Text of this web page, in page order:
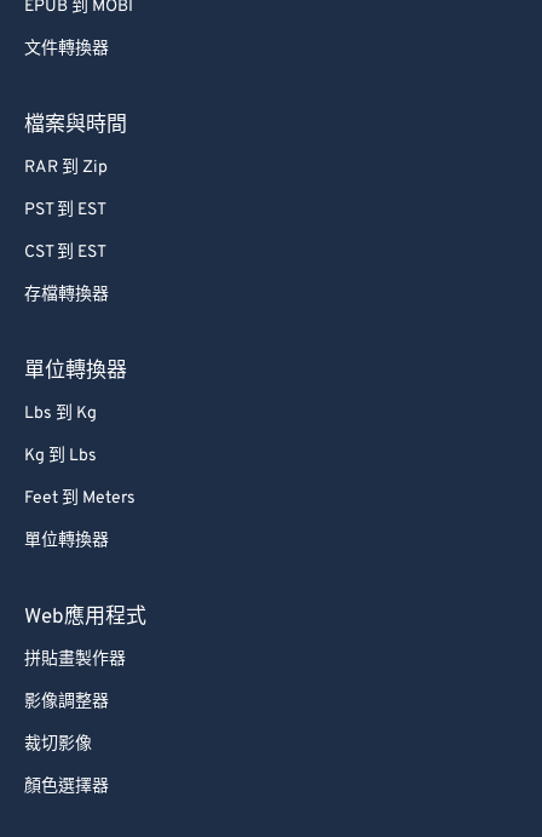
EPUB 到 MOBI
文件轉換器
檔案與時間
RAR 到 Zip
PST 到 EST
CST 到 EST
存檔轉換器
單位轉換器
Lbs 到 Kg
Kg 到 Lbs
Feet 到 Meters
單位轉換器
Web應用程式
拼貼畫製作器
影像調整器
裁切影像
顏色選擇器